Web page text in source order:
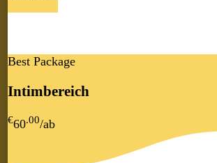
Best Package
Intimbereich
€60.00/ab